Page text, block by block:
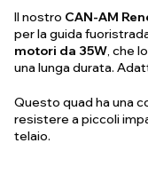
Il nostro CAN-AM
per la guida
motori da 35W, che
una lunga durata.
Questo quad ha una
resistere a piccoli
telaio.